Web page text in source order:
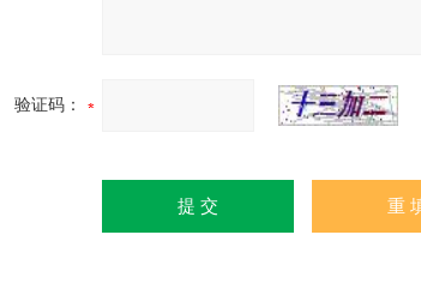
验证码：